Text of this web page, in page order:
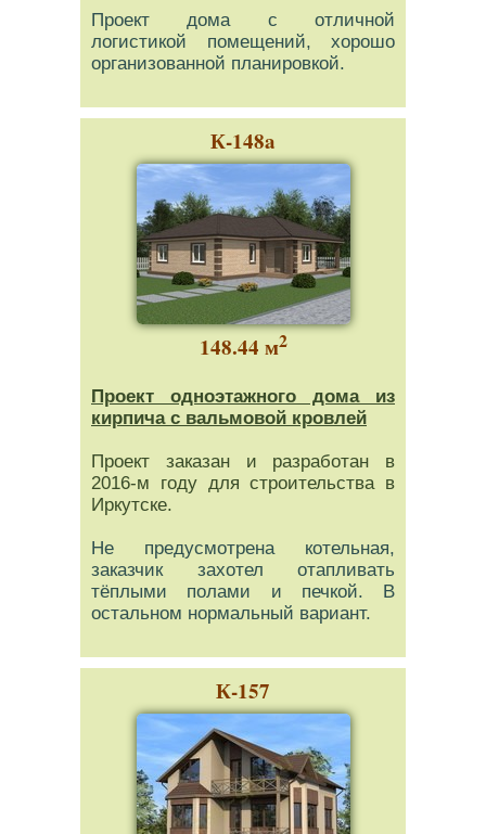
Проект дома с отличной
логистикой помещений, хорошо
организованной планировкой.
К-148a
148.44 м2
Проект одноэтажного дома из
кирпича с вальмовой кровлей
Проект заказан и разработан в
2016-м году для строительства в
Иркутске.
Не предусмотрена котельная,
заказчик захотел отапливать
тёплыми полами и печкой. В
остальном нормальный вариант.
К-157